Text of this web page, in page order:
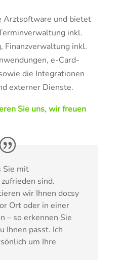
Arztsoftware und bietet
inkl.
Finanzverwaltung inkl.
e-Card-
die Integrationen
externer Dienste.
Sie uns, wir freuen
Sie mit
sind.
wir Ihnen docsy
Ort oder in einer
– so erkennen Sie
Ihnen passt. Ich
um Ihre